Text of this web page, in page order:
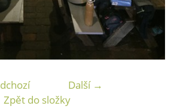
Další →
Zpět do složky